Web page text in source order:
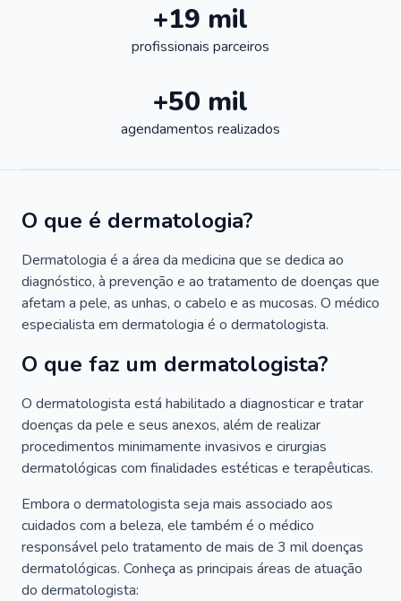
+19 mil
profissionais parceiros
+50 mil
agendamentos realizados
O que é dermatologia?
Dermatologia é a área da medicina que se dedica ao
diagnóstico, à prevenção e ao tratamento de doenças que
afetam a pele, as unhas, o cabelo e as mucosas. O médico
especialista em dermatologia é o dermatologista.
O que faz um dermatologista?
O dermatologista está habilitado a diagnosticar e tratar
doenças da pele e seus anexos, além de realizar
procedimentos minimamente invasivos e cirurgias
dermatológicas com finalidades estéticas e terapêuticas.
Embora o dermatologista seja mais associado aos
cuidados com a beleza, ele também é o médico
responsável pelo tratamento de mais de 3 mil doenças
dermatológicas. Conheça as principais áreas de atuação
do dermatologista: